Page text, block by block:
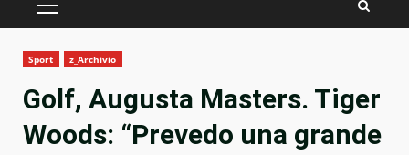
PRIMARY
Sport z_Archivio
Golf, Augusta Masters. Tiger
Woods: “Prevedo una grande